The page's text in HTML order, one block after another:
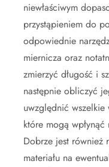
niewłaściwym
przystąpieniem do
odpowiednie
miernicza oraz
zmierzyć długość i
następnie obliczyć
uwzględnić wszelkie
które mogą
Dobrze jest również
materiału na